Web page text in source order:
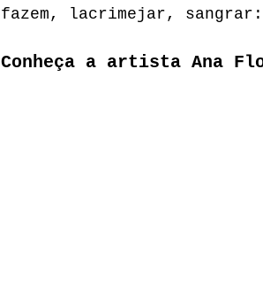
fazem, lacrimejar,
Conheça a artista Ana